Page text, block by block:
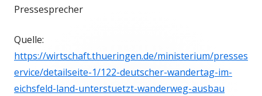
Pressesprecher
Quelle:
https://wirtschaft.thueringen.de/ministerium/presses
ervice/detailseite-1/122-deutscher-wandertag-im-
eichsfeld-land-unterstuetzt-wanderweg-ausbau